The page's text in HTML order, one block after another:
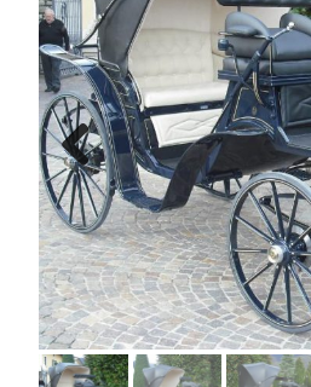
Previous